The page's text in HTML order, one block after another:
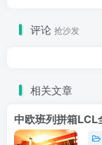
评论 抢沙发
相关文章